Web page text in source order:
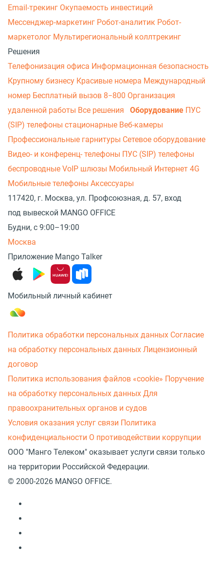
Email-трекинг Окупаемость инвестиций
Мессенджер‑маркетинг Робот-аналитик Робот-
маркетолог Мультирегиональный коллтрекинг
Решения
Телефонизация офиса Информационная безопасность
Крупному бизнесу Красивые номера Международный
номер Бесплатный вызов 8−800 Организация
удаленной работы Все решения Оборудование ПУС
(SIP) телефоны стационарные Веб-камеры
Профессиональные гарнитуры Сетевое оборудование
Видео- и конференц- телефоны ПУС (SIP) телефоны
беспроводные VoIP шлюзы Мобильный Интернет 4G
Мобильные телефоны Аксессуары
117420, г. Москва, ул. Профсоюзная, д. 57, вход
под вывеской MANGO OFFICE
Будни, с 9:00–19:00
Москва
Приложение Mango Talker
Мобильный личный кабинет
Политика обработки персональных данных Согласие
на обработку персональных данных Лицензионный
договор
Политика использования файлов «cookie» Поручение
на обработку персональных данных Для
правоохранительных органов и судов
Условия оказания услуг связи Политика
конфиденциальности О противодействии коррупции
ООО "Манго Телеком" оказывает услуги связи только
на территории Российской Федерации.
© 2000-2026 MANGO OFFICE.